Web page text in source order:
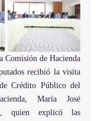
Comisión de Hacienda
recibió la visita
Crédito Público del
María José
quien explicó las